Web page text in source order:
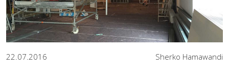
22.07.2016 Sherko Hamawandi